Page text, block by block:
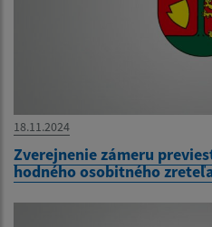
18.11.2024
Zverejnenie zámeru
hodného osobitného